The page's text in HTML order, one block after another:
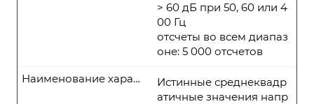
> 60 дБ при 50, 60 или 4
00 Гц
отсчеты во всем диапаз
оне: 5 000 отсчетов
Истинные среднеквадр
атичные значения напр
Наименование характеристики